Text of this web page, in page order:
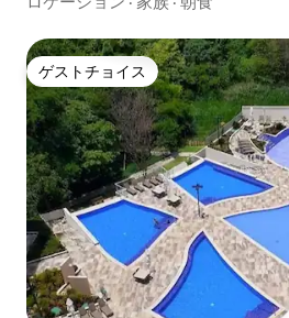
ゲストチョイス
ゲストチョイス